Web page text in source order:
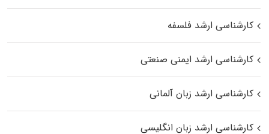
کارشناسی ارشد فلسفه
کارشناسی ارشد ایمنی صنعتی
کارشناسی ارشد زبان آلمانی
کارشناسی ارشد زبان انگلیسی